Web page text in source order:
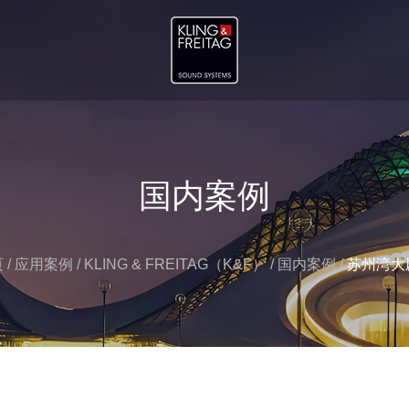
国内案例
/ 应用案例 / KLING & FREITAG（K&F）/ 国内案例/苏州湾大